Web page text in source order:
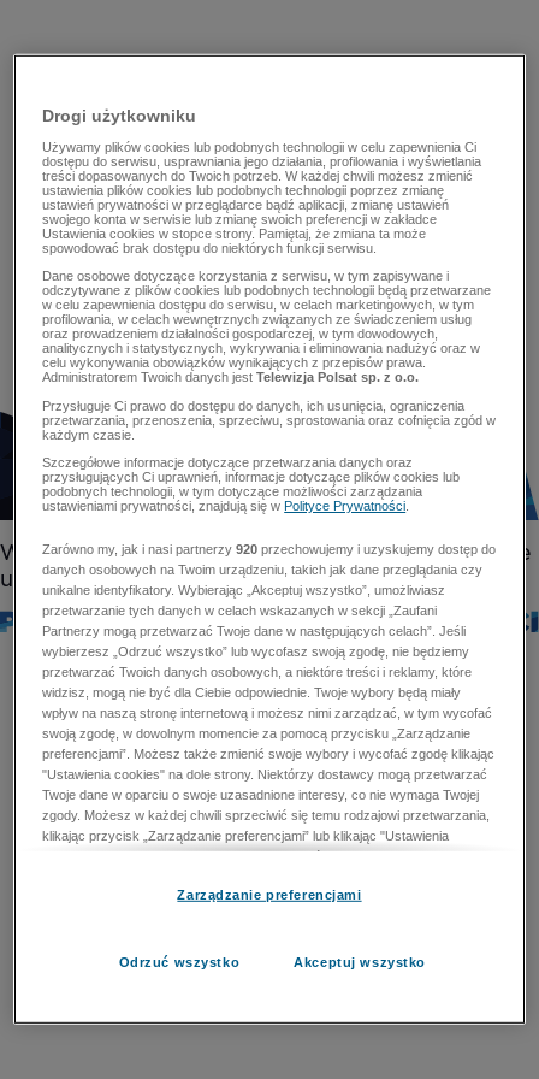
Drogi użytkowniku
Używamy plików cookies lub podobnych technologii w celu zapewnienia Ci
dostępu do serwisu, usprawniania jego działania, profilowania i wyświetlania
treści dopasowanych do Twoich potrzeb. W każdej chwili możesz zmienić
ustawienia plików cookies lub podobnych technologii poprzez zmianę
ustawień prywatności w przeglądarce bądź aplikacji, zmianę ustawień
swojego konta w serwisie lub zmianę swoich preferencji w zakładce
Ustawienia cookies w stopce strony. Pamiętaj, że zmiana ta może
spowodować brak dostępu do niektórych funkcji serwisu.
Dane osobowe dotyczące korzystania z serwisu, w tym zapisywane i
odczytywane z plików cookies lub podobnych technologii będą przetwarzane
w celu zapewnienia dostępu do serwisu, w celach marketingowych, w tym
profilowania, w celach wewnętrznych związanych ze świadczeniem usług
oraz prowadzeniem działalności gospodarczej, w tym dowodowych,
analitycznych i statystycznych, wykrywania i eliminowania nadużyć oraz w
celu wykonywania obowiązków wynikających z przepisów prawa.
Administratorem Twoich danych jestTelewizja Polsat sp. z o.o.
Przysługuje Ci prawo do dostępu do danych, ich usunięcia, ograniczenia
przetwarzania, przenoszenia, sprzeciwu, sprostowania oraz cofnięcia zgód w
każdym czasie.
Szczegółowe informacje dotyczące przetwarzania danych oraz
przysługujących Ci uprawnień, informacje dotyczące plików cookies lub
podobnych technologii, w tym dotyczące możliwości zarządzania
ustawieniami prywatności, znajdują się wPolityce Prywatności
Zarówno my, jak i nasi partnerzy920 przechowujemy i uzyskujemy dostęp do
danych osobowych na Twoim urządzeniu, takich jak dane przeglądania czy
unikalne identyfikatory. Wybierając „Akceptuj wszystko”, umożliwiasz
przetwarzanie tych danych w celach wskazanych w sekcji „Zaufani
Partnerzy mogą przetwarzać Twoje dane w następujących celach”. Jeśli
wybierzesz „Odrzuć wszystko” lub wycofasz swoją zgodę, nie będziemy
przetwarzać Twoich danych osobowych, a niektóre treści i reklamy, które
widzisz, mogą nie być dla Ciebie odpowiednie. Twoje wybory będą miały
wpływ na naszą stronę internetową i możesz nimi zarządzać, w tym wycofać
swoją zgodę, w dowolnym momencie za pomocą przycisku „Zarządzanie
preferencjami”. Możesz także zmienić swoje wybory i wycofać zgodę klikając
"Ustawienia cookies" na dole strony. Niektórzy dostawcy mogą przetwarzać
Twoje dane w oparciu o swoje uzasadnione interesy, co nie wymaga Twojej
zgody. Możesz w każdej chwili sprzeciwić się temu rodzajowi przetwarzania,
klikając przycisk „Zarządzanie preferencjami” lub klikając "Ustawienia
cookies" na dole strony. Nie możesz sprzeciwić się przetwarzaniu przez
zapobiegania oszustwom i naprawiania błędów, a w tym celu mogą zostać
przetwarzaniu danych osobowych w celu dostarczania i prezentacji reklam i
Zarządzanie preferencjami
Odrzuć wszystko Akceptuj wszystko